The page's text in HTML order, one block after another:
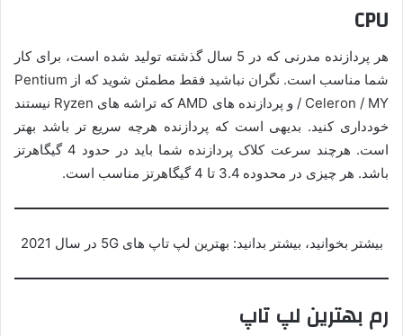
CPU
هر پردازنده مدرنی که در 5 سال گذشته تولید شده است، برای کار
شما مناسب است. نگران نباشید فقط مطمئن شوید که از Pentium
/ Celeron / MY و پردازنده های AMD که تراشه های Ryzen نیستند
خودداری کنید. بدیهی است که پردازنده هرچه سریع تر باشد بهتر
است. هرچند سرعت کلاک پردازنده شما باید در حدود 4 گیگاهرتز
باشد. هر چیزی در محدوده 3.4 تا 4 گیگاهرتز مناسب است.
بیشتر بخوانید، بیشتر بدانید: بهترین لپ تاپ های 5G در سال 2021
رم بهترین لپ تاپ